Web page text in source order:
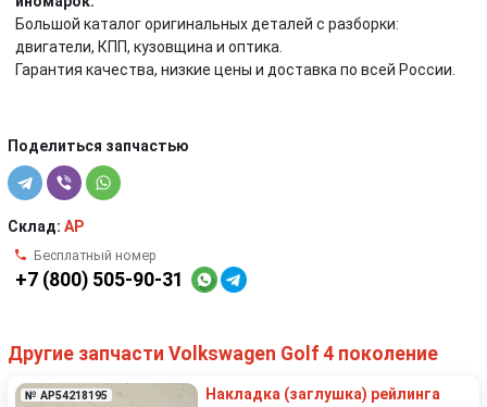
Большой каталог оригинальных деталей с разборки:
двигатели, КПП, кузовщина и оптика.
Гарантия качества, низкие цены и доставка по всей России.
Поделиться запчастью
Склад: AP
Бесплатный номер
+7 (800) 505-90-31
Другие запчасти Volkswagen Golf 4 поколение
№ AP54218195
Накладка (заглушка) рейлинга